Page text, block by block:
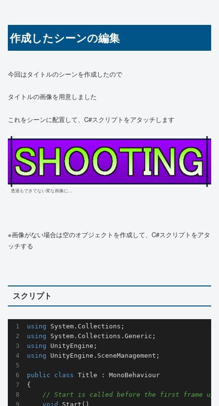
作成したシーンの編集
今回はタイトルのシーンを作成したので
タイトルの画像を用意しました
これをシーンに配置して、C#スクリプトをアタッチします
透過もできてない変な画像に…
※画像がない場合は空のオブジェクトを作成して、C#スクリプトをアタ
ッチする
スクリプト
using
using
using
using UnityEngine.SceneManagement;
public class Title : MonoBehaviour
{
// Start is called before the first frame
void
Start ( )